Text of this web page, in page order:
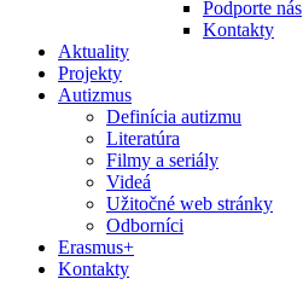
Podporte nás
Kontakty
Aktuality
Projekty
Autizmus
Definícia autizmu
Literatúra
Filmy a seriály
Videá
Užitočné web stránky
Odborníci
Erasmus+
Kontakty